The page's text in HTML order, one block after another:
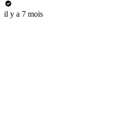
il y a 7 mois